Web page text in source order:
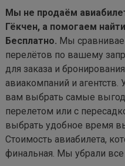
Мы не продаём
Гёкчен, а помогаем
Бесплатно. Мы
перелётов по вашему
для заказа и
авиакомпаний и
вам выбрать самые
перелетом или с
выбрать удобное время
Стоимость авиабилета,
финальная. Мы убрали все